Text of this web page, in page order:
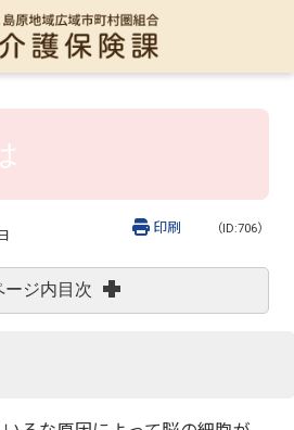
（ID:706）
印刷
ージ内目次